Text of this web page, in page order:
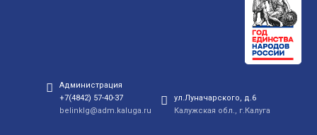
Администрация
+7(4842) 57-40-37
belinklg@adm.kaluga.ru
ул.Луначарского, д.6
Калужская обл., г.Калуга